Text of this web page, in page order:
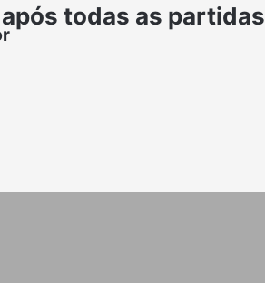
todas as partidas